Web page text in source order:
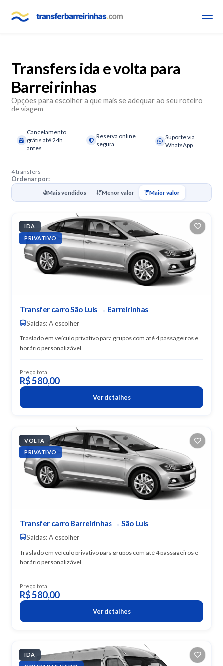
Transfers ida e volta para
Barreirinhas
Opções para escolher a que mais se adequar ao seu roteiro
de viagem
Cancelamento
grátis até 24h
antes
Reserva online
segura
Suporte via
WhatsApp
Ordenar por:
Mais vendidos Menor valor Maior valor
4 transfers
IDA
PRIVATIVO
Transfer carro São Luís → Barreirinhas
Saídas: A escolher
Traslado em veículo privativo para grupos com até 4 passageiros e
horário personalizável.
Preço total
R$ 580,00
Ver detalhes
VOLTA
PRIVATIVO
Transfer carro Barreirinhas → São Luís
Saídas: A escolher
Traslado em veículo privativo para grupos com até 4 passageiros e
horário personalizável.
Preço total
R$ 580,00
Ver detalhes
IDA